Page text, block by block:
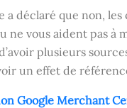
a déclaré que non,
vous aident pas à
plusieurs
un effet de
Google Merchant